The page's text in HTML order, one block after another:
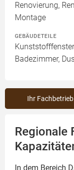
Renovierung,
Montage
GEBÄUDETEILE
Badezimmer,
Ihr
Regionale
In dem Bereich